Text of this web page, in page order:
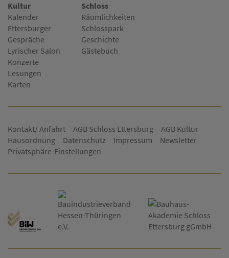
Kultur
Kalender
Ettersburger
Gespräche
Lyrischer Salon
Konzerte
Lesungen
Karten
Schloss
Räumlichkeiten
Schlosspark
Geschichte
Gästebuch
Kontakt/ Anfahrt AGB Schloss Ettersburg
AGB Kultur
Hausordnung
Datenschutz Impressum
Newsletter
Privatsphäre-Einstellungen